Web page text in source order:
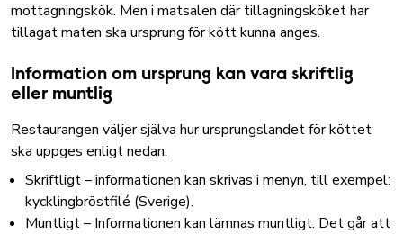
mottagningskök. Men i matsalen där tillagningsköket har
tillagat maten ska ursprung för kött kunna anges.
Information om ursprung kan vara skriftlig
eller muntlig
Restaurangen väljer själva hur ursprungslandet för köttet
ska uppges enligt nedan.
Skriftligt – informationen kan skrivas i menyn, till exempel:
kycklingbröstfilé (Sverige).
Muntligt – Informationen kan lämnas muntligt. Det går att